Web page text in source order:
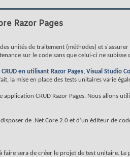
Razor Pages
unités de traitement (méthodes) et
sur le code sans que celui-ci ne subisse
en utilisant Razor Pages, Visual Studio
la mise en place des tests unitaires varie
CRUD Razor Pages. Nous allons
disposer de .Net Core 2.0 et d’un éditeur de
sera de créer le projet de test unitaire.